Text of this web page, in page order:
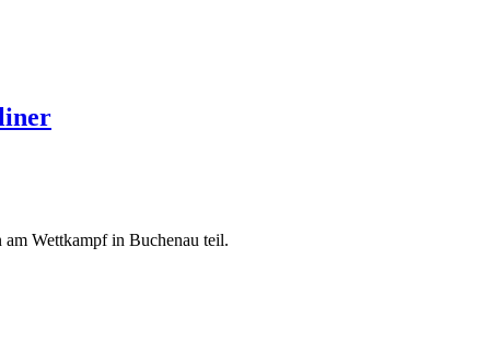
Wettkampf in Buchenau teil.